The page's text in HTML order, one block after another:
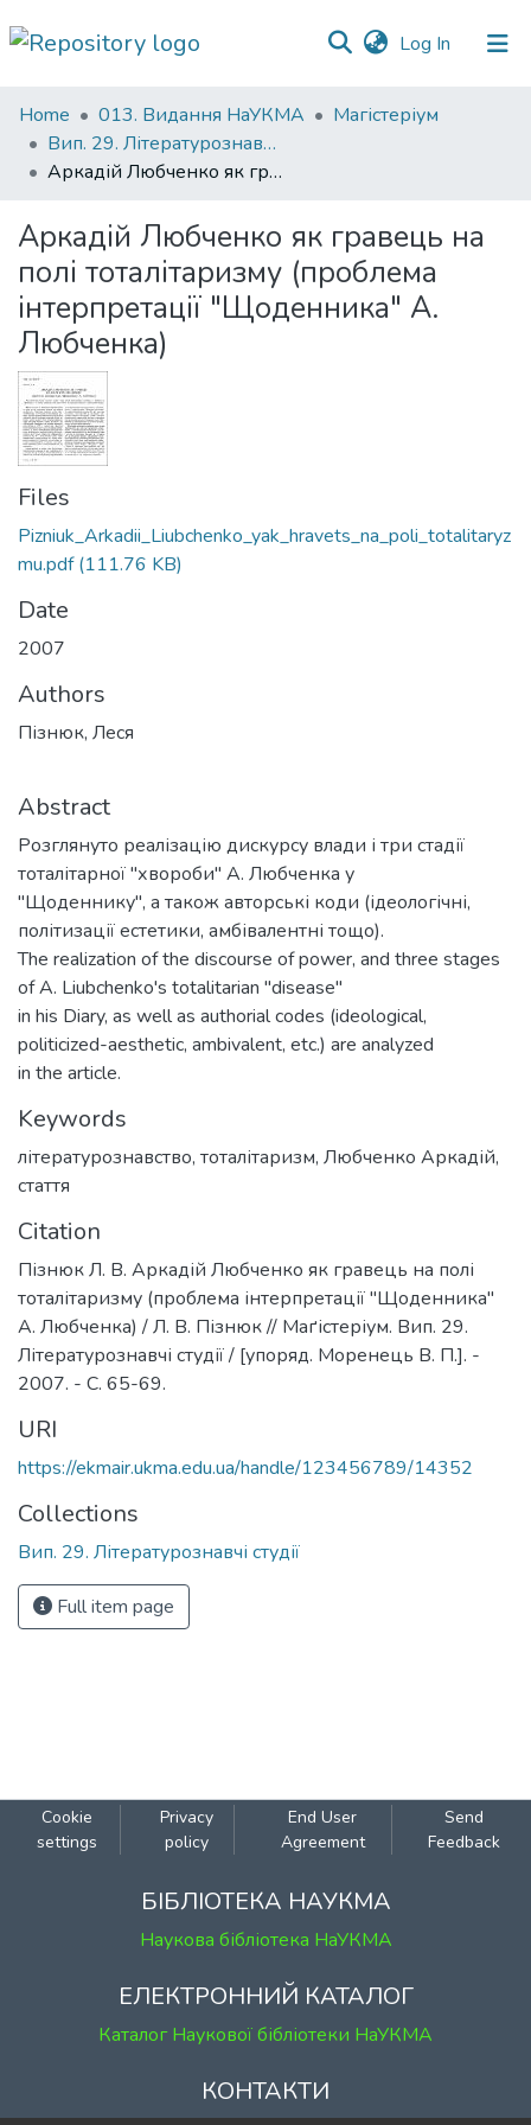
Log In (current)
Communities
&
Collections
Statistics
Home 013. Видання НаУКМА
Магістеріум
Вип. 29. Літературознавчі студії
Аркадій Любченко як гравець на полі тоталітаризму (проблема інтерпретації "Щоденника" А. Любченка)
Аркадій Любченко як гравець на
полі тоталітаризму (проблема
інтерпретації "Щоденника" А.
Любченка)
Files
Pizniuk_Arkadii_Liubchenko_yak_hravets_na_poli_totalitaryz
mu.pdf(111.76 KB)
Date
2007
Authors
Пізнюк, Леся
Abstract
Розглянуто реалізацію дискурсу влади і три стадії
тоталітарної "хвороби" А. Любченка у
"Щоденнику", а також авторські коди (ідеологічні,
політизації естетики, амбівалентні тощо).
The realization of the discourse of power, and three stages
of A. Liubchenko's totalitarian "disease"
in his Diary, as well as authorial codes (ideological,
politicized-aesthetic, ambivalent, etc.) are analyzed
in the article.
Keywords
літературознавство, тоталітаризм, Любченко Аркадій,
стаття
Citation
Пізнюк Л. В. Аркадій Любченко як гравець на полі
тоталітаризму (проблема інтерпретації "Щоденника"
А. Любченка) / Л. В. Пізнюк // Маґістеріум. Вип. 29.
Літературознавчі студії / [упоряд. Моренець В. П.]. -
2007. - С. 65-69.
URI
https://ekmair.ukma.edu.ua/handle/123456789/14352
Collections
Вип. 29. Літературознавчі студії
Full item page
Cookie
settings
Privacy
policy
End User
Agreement
Send
Feedback
БІБЛІОТЕКА НАУКМА
Наукова бібліотека НаУКМА
ЕЛЕКТРОННИЙ КАТАЛОГ
Каталог Наукової бібліотеки НаУКМА
КОНТАКТИ